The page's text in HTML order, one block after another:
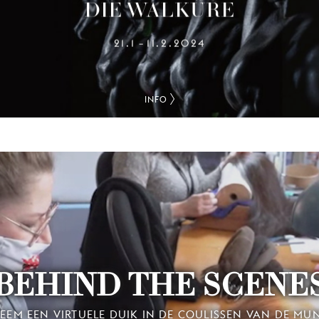
DIE WALKÜRE
21.1 – 11.2.2024
INFO
THE
EEN VIRTUELE DUIK IN DE COULISSEN VAN DE